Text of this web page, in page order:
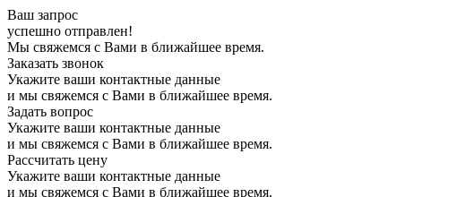
Ваш запрос
успешно отправлен!
Мы свяжемся с Вами в ближайшее время.
Заказать звонок
Укажите ваши контактные данные
и мы свяжемся с Вами в ближайшее время.
Задать вопрос
Укажите ваши контактные данные
и мы свяжемся с Вами в ближайшее время.
Рассчитать цену
Укажите ваши контактные данные
и мы свяжемся с Вами в ближайшее время.